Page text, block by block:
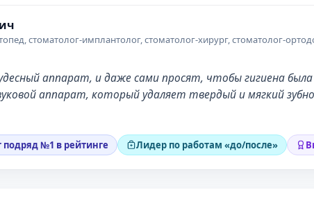
стоматолог-имплантолог, стоматолог-хирург, стоматолог-
аппарат, и даже сами просят, чтобы гигиена
аппарат, который удаляет твердый и мягкий
подряд №1 в рейтинге Лидер по работам «до/после»